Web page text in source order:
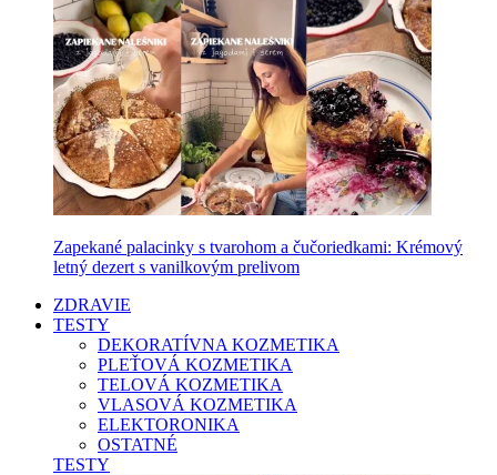
Zapekané palacinky s tvarohom a čučoriedkami: Krémový
letný dezert s vanilkovým prelivom
ZDRAVIE
TESTY
DEKORATÍVNA KOZMETIKA
PLEŤOVÁ KOZMETIKA
TELOVÁ KOZMETIKA
VLASOVÁ KOZMETIKA
ELEKTORONIKA
OSTATNÉ
TESTY